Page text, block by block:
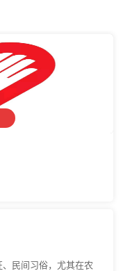
民间习俗，尤其在农